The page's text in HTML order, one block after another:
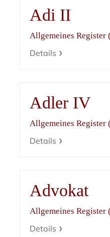
Adi II
Allgemeines Register
Details
Adler IV
Allgemeines Register
Details
Advokat
Allgemeines Register
Details